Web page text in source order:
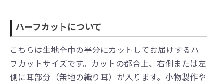
ハーフカットについて
こちらは生地全巾の半分にカットしてお届けするハー
フカットサイズです。カットの都合上、右側または左
側に耳部分（無地の織り耳）が入ります。小物製作や